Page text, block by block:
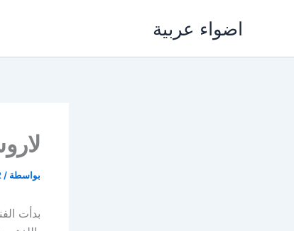
اضواء عربية
بواسطة /
بدأت